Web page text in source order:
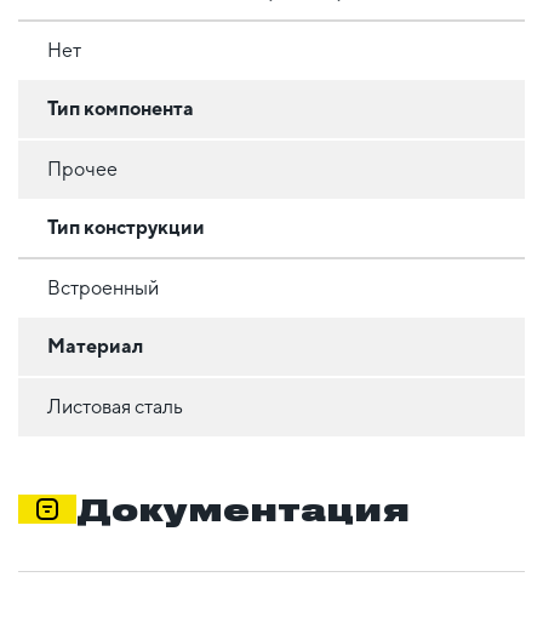
Нет
Тип компонента
Прочее
Тип конструкции
Встроенный
Материал
Листовая сталь
Документация